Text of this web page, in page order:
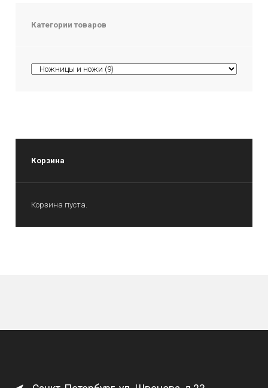
Категории товаров
Корзина
Корзина пуста.